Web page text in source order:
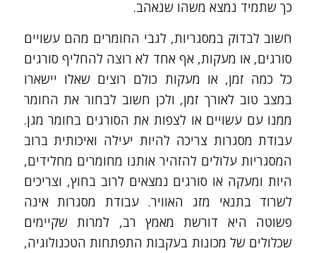
כך שתמיד נמצא משהו שנאהב.
חשוב לבדוק במסגריות, לגבי החומרים מהם עשויים
סורגים, או מעקות, אף אחד לא רוצה להחליף סורגים
כל כמה זמן, או מעקות כולם רוצים שאלו יישארו
במצב טוב לאורך זמן, ולכן חשוב לבחור את החומר
ממנו עם עשויים או לצפות את הסורגים בחומר מגן.
עבודת מסגרות צריכה להיות יעילה ואיכותית ברוב
המסגריות עלולים להזהיר אותנו מחומרים מחלידים,
היות ומעקה או סורגים נמצאים לרוב בחוץ, וצריכים
לשרוד בתנאי מזג האוויר. עבודת מסגרות אינה
פשוטה היא דורשת מאמץ רב, למרות שקיימים
שכלולים של מכונות בעקבות התפתחות הטכנולוגיה,